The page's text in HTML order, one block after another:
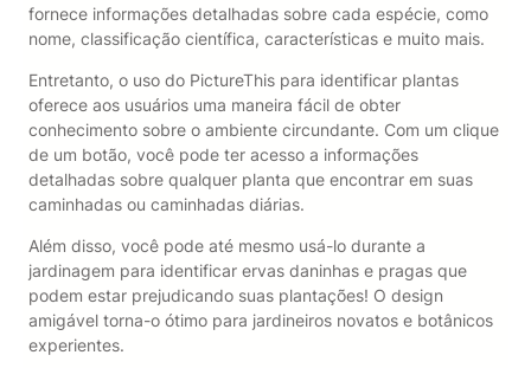
fornece informações detalhadas sobre cada espécie, como
nome, classificação científica, características e muito mais.
Entretanto, o uso do PictureThis para identificar plantas
oferece aos usuários uma maneira fácil de obter
conhecimento sobre o ambiente circundante. Com um clique
de um botão, você pode ter acesso a informações
detalhadas sobre qualquer planta que encontrar em suas
caminhadas ou caminhadas diárias.
Além disso, você pode até mesmo usá-lo durante a
jardinagem para identificar ervas daninhas e pragas que
podem estar prejudicando suas plantações! O design
amigável torna-o ótimo para jardineiros novatos e botânicos
experientes.